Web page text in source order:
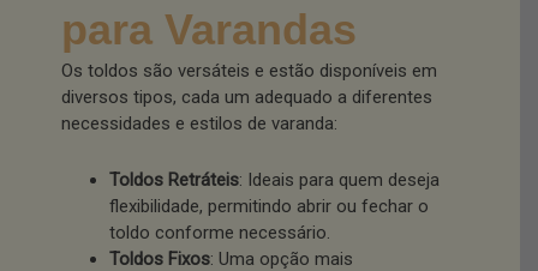
para Varandas
Os toldos são versáteis e estão disponíveis em
diversos tipos, cada um adequado a diferentes
necessidades e estilos de varanda:
Toldos Retráteis: Ideais para quem deseja
flexibilidade, permitindo abrir ou fechar o
toldo conforme necessário.
Toldos Fixos: Uma opção mais